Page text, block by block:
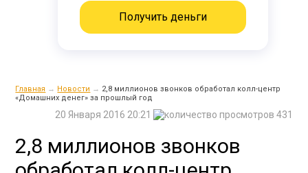
Получить деньги
Главная → Новости → 2,8 миллионов звонков обработал колл-центр
«Домашних денег» за прошлый год
431
20 Января 2016 20:21
2,8 миллионов звонков